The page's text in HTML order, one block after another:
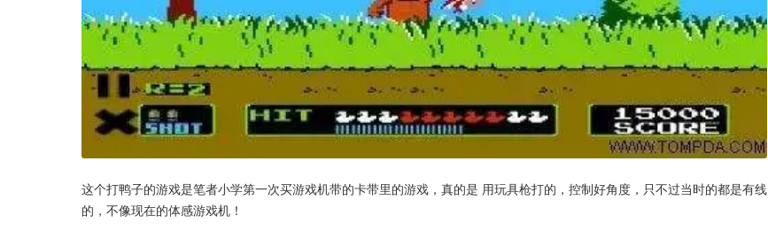
这个打鸭子的游戏是笔者小学第一次买游戏机带的卡带里的游戏，真的是 用玩具枪打的，控制好角度，只不过当时的都是有线
的，不像现在的体感游戏机！